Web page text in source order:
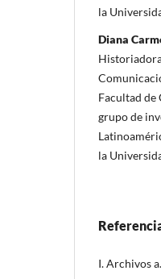
la
Diana
Facultad de
grupo de
la
I. Archivos a.